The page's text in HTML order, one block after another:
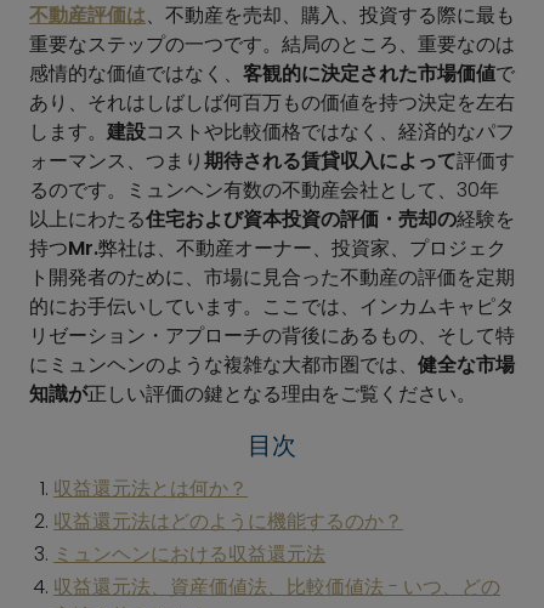
不動産評価は、不動産を売却、購入、投資する際に最も
重要なステップの一つです。結局のところ、重要なのは
感情的な価値ではなく、 客観的に決定された市場価値で
あり、それはしばしば何百万もの価値を持つ決定を左右
します。建設コストや比較価格ではなく、経済的なパフ
ォーマンス、つまり期待される賃貸収入によって評価す
るのです。ミュンヘン有数の不動産会社として、30年
以上にわたる住宅および資本投資の評価・売却の経験を
持つMr.弊社は、不動産オーナー、投資家、プロジェク
ト開発者のために、市場に見合った不動産の評価を定期
的にお手伝いしています。ここでは、インカムキャピタ
リゼーション・アプローチの背後にあるもの、そして特
にミュンヘンのような複雑な大都市圏では、 健全な市場
知識が正しい評価の鍵となる理由をご覧ください。
目次
収益還元法とは何か？
収益還元法はどのように機能するのか？
ミュンヘンにおける収益還元法
収益還元法、資産価値法、比較価値法 - いつ、どの